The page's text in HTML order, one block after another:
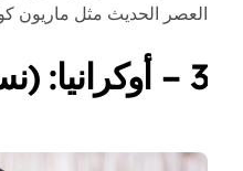
العصر الحديث مثل ماريون
3 – أوكرانيا: (نساء أوكرانيات)